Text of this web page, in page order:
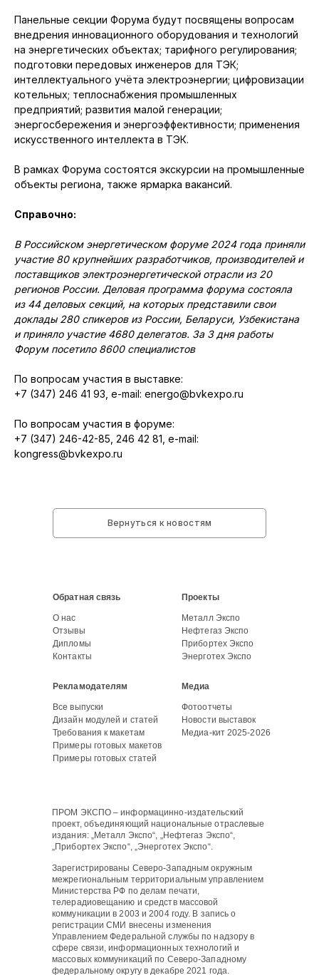
Панельные секции Форума будут посвящены вопросам
внедрения инновационного оборудования и технологий
на энергетических объектах; тарифного регулирования;
подготовки передовых инженеров для ТЭК;
интеллектуального учёта электроэнергии; цифровизации
котельных; теплоснабжения промышленных
предприятий; развития малой генерации;
энергосбережения и энергоэффективности; применения
искусственного интеллекта в ТЭК.
В рамках Форума состоятся экскурсии на промышленные
объекты региона, также ярмарка вакансий.
Справочно:
В Российском энергетическом форуме 2024 года приняли
участие 80 крупнейших разработчиков, производителей и
поставщиков электроэнергетической отрасли из 20
регионов России. Деловая программа форума состояла
из 44 деловых секций, на которых представили свои
доклады 280 спикеров из России, Беларуси, Узбекистана
и приняло участие 4680 делегатов. За 3 дня работы
Форум посетило 8600 специалистов
По вопросам участия в выставке:
+7 (347) 246 41 93, e-mail: energo@bvkexpo.ru
По вопросам участия в форуме:
+7 (347) 246-42-85, 246 42 81, e-mail:
kongress@bvkexpo.ru
Вернуться к новостям
Новости выставок
Фотоотчеты
Контакты
Обратная связь
О нас
Отзывы
Дипломы
Проекты
Металл Экспо
Нефтегаз Экспо
Прибортех Экспо
Энерготех Экспо
Рекламодателям
Все выпуски
Дизайн модулей и статей
Требования к макетам
Примеры готовых макетов
Медиа
Медиа-кит 2025-2026
Примеры готовых статей
Зарегистрированы Северо-Западным окружным
межрегиональным территориальным управлением
Министерства РФ по делам печати,
телерадиовещанию и средств массовой
коммуникации в 2003 и 2004 году. В запись о
регистрации СМИ внесены изменения
Управлением Федеральной службы по надзору в
сфере связи, информационных технологий и
массовых коммуникаций по Северо-Западному
федеральному округу в декабре 2021 года.
ПРОМ ЭКСПО – информацинно-издательский
проект, объединяющий национальные отраслевые
издания: „Металл Экспо“, „Нефтегаз Экспо“,
„Прибортех Экспо“, „Энерготех Экспо“.